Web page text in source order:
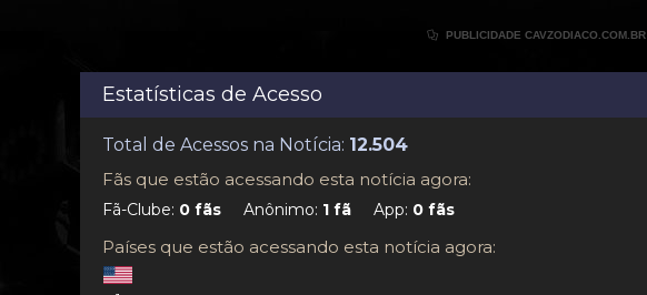
 PUBLICIDADE CAVZODIACO.COM.BR
Estatísticas de Acesso
Total de Acessos na Notícia:
Fãs que estão acessando esta notícia agora:
Fã-Clube: Anônimo: App:
Países que estão acessando esta notícia agora: